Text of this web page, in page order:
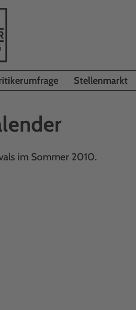
Stellenmarkt
im Sommer 2010.